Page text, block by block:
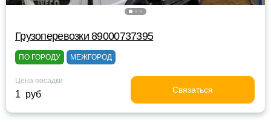
Грузоперевозки 89000737395
ПО ГОРОДУ МЕЖГОРОД
Цена посадки
1 руб Связаться